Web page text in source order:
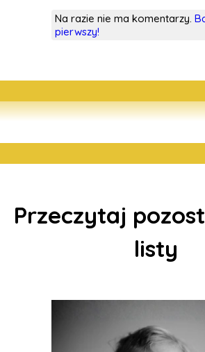
Na razie nie ma komentarzy.
pierwszy!
Przeczytaj
listy